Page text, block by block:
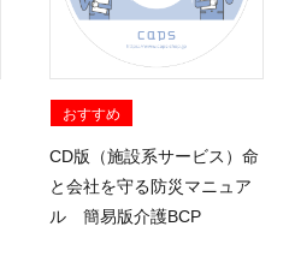
おすすめ
CD版（施設系サービス）命
と会社を守る防災マニュア
ル 簡易版介護BCP